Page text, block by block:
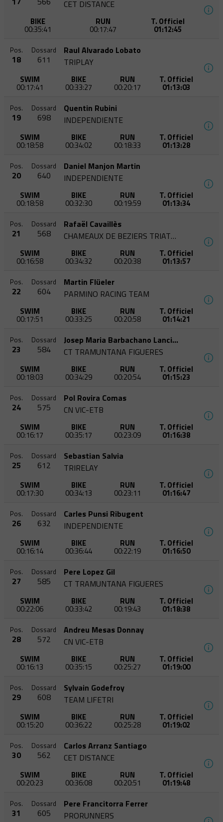
CET DISTANCE
BIKE
00:35:41
RUN
00:17:47
T. Officiel
01:12:45
Pos.
18
Dossard
611
Raul Alvarado Lobato
TRIPLAY
SWIM
00:17:41
BIKE
00:33:27
RUN
00:20:17
T. Officiel
01:13:03
Pos.
19
Dossard
698
Quentin Rubini
INDEPENDIENTE
SWIM
00:18:58
BIKE
00:34:02
RUN
00:18:33
T. Officiel
01:13:28
Pos.
20
Dossard
640
Daniel Manjon Martin
INDEPENDIENTE
SWIM
00:18:58
BIKE
00:32:30
RUN
00:19:59
T. Officiel
01:13:34
Pos.
21
Dossard
568
Rafaël Cavaillès
CHAMEAUX DE BEZIERS TRIATHLON
SWIM
00:16:58
BIKE
00:34:32
RUN
00:20:38
T. Officiel
01:13:57
Pos.
22
Dossard
604
Martin Flüeler
PARMINO RACING TEAM
SWIM
00:17:51
BIKE
00:33:25
RUN
00:20:58
T. Officiel
01:14:21
Pos.
23
Dossard
584
Josep Maria Barbachano Lancina
CT TRAMUNTANA FIGUERES
SWIM
00:18:03
BIKE
00:34:29
RUN
00:20:54
T. Officiel
01:15:23
Pos.
24
Dossard
575
Pol Rovira Comas
CN VIC-ETB
SWIM
00:16:17
BIKE
00:35:17
RUN
00:23:09
T. Officiel
01:16:38
Pos.
25
Dossard
612
Sebastian Salvia
TRIRELAY
SWIM
00:17:30
BIKE
00:34:13
RUN
00:23:11
T. Officiel
01:16:47
Pos.
26
Dossard
632
Carles Punsi Ribugent
INDEPENDIENTE
SWIM
00:16:14
BIKE
00:36:44
RUN
00:22:19
T. Officiel
01:16:50
Pos.
27
Dossard
585
Pere Lopez Gil
CT TRAMUNTANA FIGUERES
SWIM
00:22:06
BIKE
00:33:42
RUN
00:19:43
T. Officiel
01:18:38
Pos.
28
Dossard
572
Andreu Mesas Donnay
CN VIC-ETB
SWIM
00:16:13
BIKE
00:35:15
RUN
00:25:27
T. Officiel
01:19:00
Pos.
29
Dossard
608
Sylvain Godefroy
TEAM LIFETRI
SWIM
00:15:20
BIKE
00:36:22
RUN
00:25:28
T. Officiel
01:19:02
Pos.
30
Dossard
562
Carlos Arranz Santiago
CET DISTANCE
SWIM
00:20:23
BIKE
00:36:08
RUN
00:20:51
T. Officiel
01:19:48
Pos.
31
Dossard
605
Pere Francitorra Ferrer
PRORUNNERS